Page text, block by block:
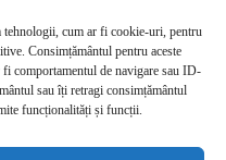
tehnologii, cum ar fi cookie-uri, pentru
Consimțământul pentru aceste
comportamentul de navigare sau ID-
sau îți retragi consimțământul
funcționalități și funcții.
Vasile Goldiș -